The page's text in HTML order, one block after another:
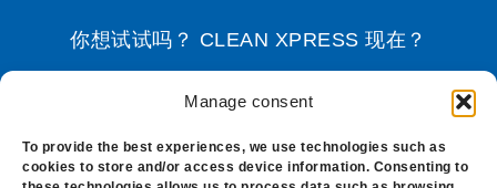
Manage consent
To provide the best experiences, we use technologies such as
cookies to store and/or access device information. Consenting to
你想试试吗？ CLEAN XPRESS 现在？